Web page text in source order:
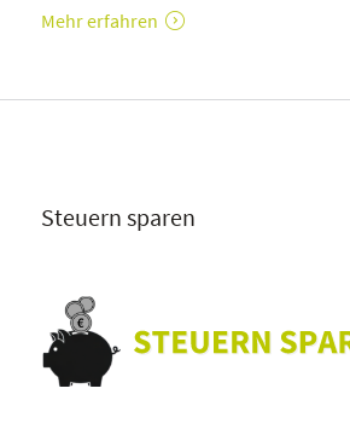
Mehr erfahren
Steuern sparen